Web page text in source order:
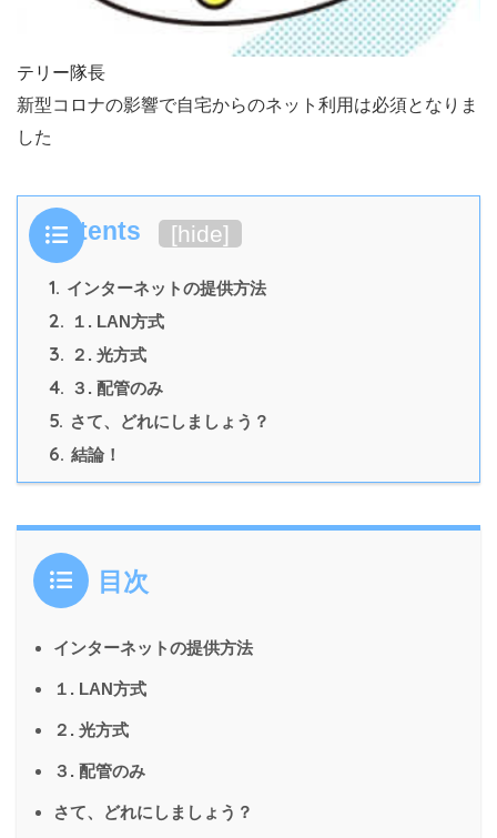
テリー隊長
新型コロナの影響で自宅からのネット利用は必須となりま
した
Contents [hide]
1. インターネットの提供方法
2. １. LAN方式
3. ２. 光方式
4. ３. 配管のみ
5. さて、どれにしましょう？
6. 結論！
目次
インターネットの提供方法
１. LAN方式
２. 光方式
３. 配管のみ
さて、どれにしましょう？